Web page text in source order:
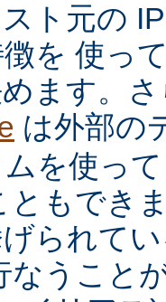
ト元の
を 使っ
ます。
は外部の
を使っ
ともでき
られて
なうこと